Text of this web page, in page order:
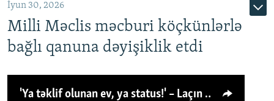
İyun 30, 2026
Milli Məclis məcburi köçkünlərlə
bağlı qanuna dəyişiklik etdi
'Ya təklif olunan ev, ya status!' – Laçın köçkünü: 'Laçından başqa heç hara!'